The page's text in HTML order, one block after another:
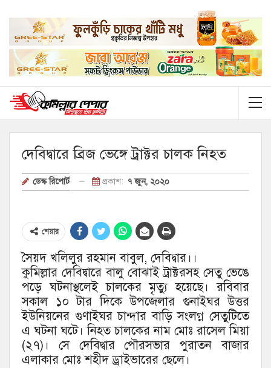
দেবিদ্বারে ব্রিজ ভেঙ্গে ট্রাক্টর চালক নিহত
ডেস্ক রিপোর্ট প্রকাশ: ৭ জুন, ২০২০
শেয়ার
সৈয়দ খলিলুর রহমান বাবুল, দেবিদ্বার।।
কুমিল্লার দেবিদ্বারে বালু বোঝাই ট্রাক্টরসহ সেতু ভেঙে
পড়ে ঘটনাস্থলেই চালকের মৃত্যু হয়েছে। রবিবার
সকাল ১০ টার দিকে উপজেলার গুনাইঘর উত্তর
ইউনিয়নের গুণাইঘর চান্দার বাড়ি সংলগ্ন সেতুটিতে
এ ঘটনা ঘটে। নিহত চালকের নাম মোঃ রাসেল মিয়া
(২৭)। সে দেবিদ্বার পৌরসভার পুরাতন বাজার
এলাকার মোঃ শহীদ ড্রাইভারের ছেলে।